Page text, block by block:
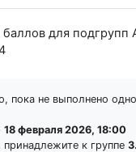
для подгрупп
Задание
пока не выполнено
18 февраля 2026, 18:00
принадлежите к группе